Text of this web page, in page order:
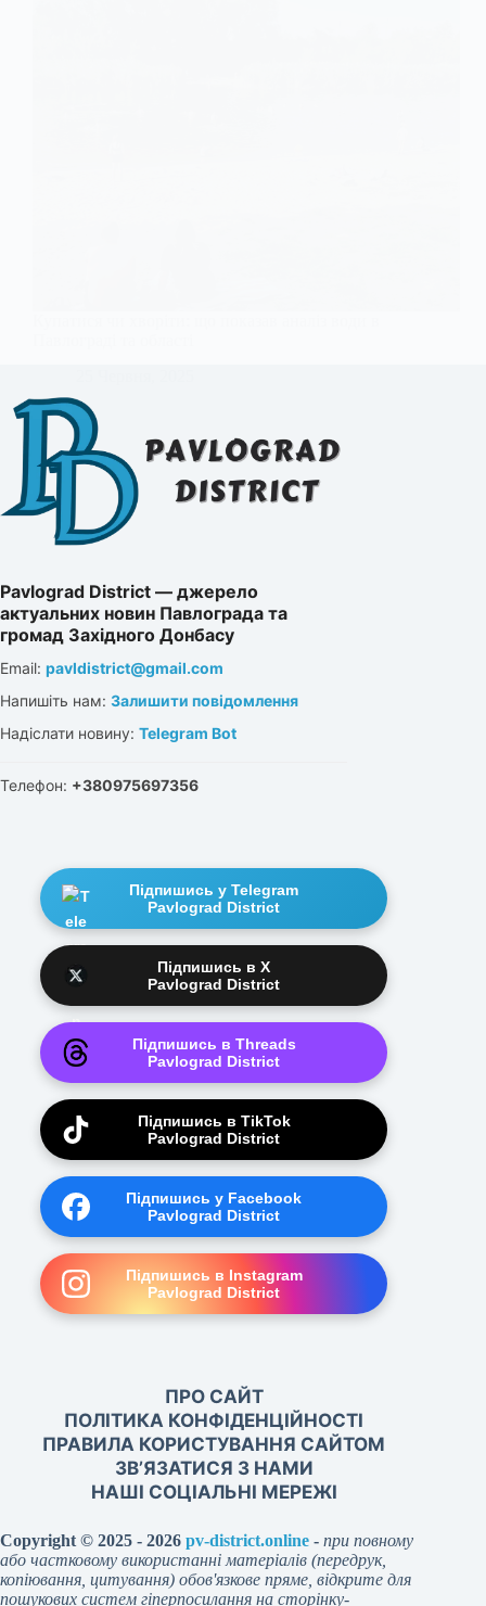
Pavlograd District — джерело
актуальних новин Павлограда та
громад Західного Донбасу
Email: pavldistrict@gmail.com
Напишіть нам: Залишити повідомлення
Надіслати новину: Telegram Bot
Телефон: +380975697356
Підпишись у Telegram
Pavlograd District
Підпишись в X
Pavlograd District
Підпишись в Threads
Pavlograd District
Підпишись в TikTok
Pavlograd District
Підпишись у Facebook
Pavlograd District
Підпишись в Instagram
Pavlograd District
ПРО САЙТ
ПОЛІТИКА КОНФІДЕНЦІЙНОСТІ
ПРАВИЛА КОРИСТУВАННЯ САЙТОМ
ЗВ’ЯЗАТИСЯ З НАМИ
НАШІ СОЦІАЛЬНІ МЕРЕЖІ
Copyright © 2025 - 2026 pv-district.online - при повному
або частковому використанні матеріалів (передрук,
копіювання, цитування) обов'язкове пряме, відкрите для
пошукових систем гіперпосилання на сторінку-